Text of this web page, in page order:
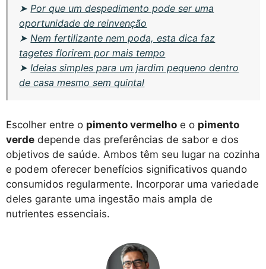
➤ Por que um despedimento pode ser uma
oportunidade de reinvenção
➤ Nem fertilizante nem poda, esta dica faz
tagetes florirem por mais tempo
➤ Ideias simples para um jardim pequeno dentro
de casa mesmo sem quintal
Escolher entre o pimento vermelho e o pimento
verde depende das preferências de sabor e dos
objetivos de saúde. Ambos têm seu lugar na cozinha
e podem oferecer benefícios significativos quando
consumidos regularmente. Incorporar uma variedade
deles garante uma ingestão mais ampla de
nutrientes essenciais.